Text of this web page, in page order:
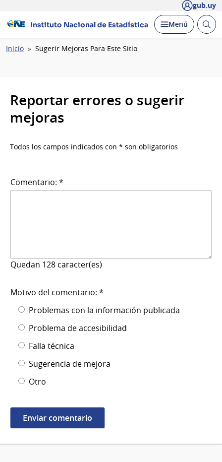
gub.uy
Instituto Nacional de Estadística Desplegar
Menú Abrir
Ruta
Inicio Sugerir Mejoras Para Este Sitio
Reportar errores o sugerir
mejoras
Todos los campos indicados con * son obligatorios
Comentario: *
Quedan 128 caracter(es)
Motivo del comentario: *
Problemas con la información publicada
Problema de accesibilidad
Falla técnica
Sugerencia de mejora
Otro